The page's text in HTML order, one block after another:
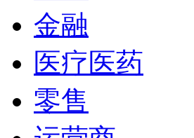
金融
医疗医药
零售